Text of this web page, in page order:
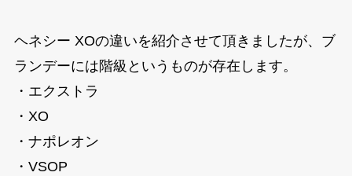
ヘネシー XOの違いを紹介させて頂きましたが、ブ
ランデーには階級というものが存在します。
・エクストラ
・XO
・ナポレオン
・VSOP